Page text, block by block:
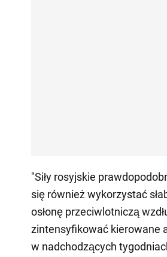
"Siły rosyjskie
się również wykorzystać
osłonę przeciwlotniczą
zintensyfikować kierowane
w nadchodzących